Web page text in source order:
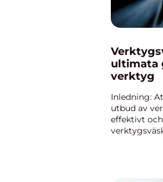
ultimata
verktyg
Inledning:
utbud av
effektivt